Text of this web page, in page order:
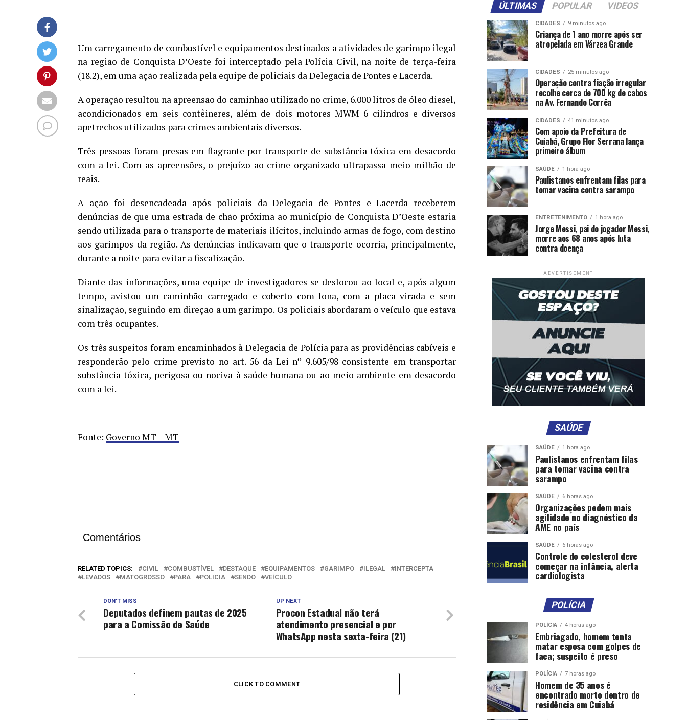
Um carregamento de combustível e equipamentos destinados a atividades de garimpo ilegal
na região de Conquista D’Oeste foi interceptado pela Polícia Civil, na noite de terça-feira
(18.2), em uma ação realizada pela equipe de policiais da Delegacia de Pontes e Lacerda.
A operação resultou na apreensão do caminhão utilizado no crime, 6.000 litros de óleo diesel,
acondicionados em seis contêineres, além de dois motores MWM 6 cilindros e diversos
apetrechos utilizados para crimes ambientais diversos.
Três pessoas foram presas em flagrante por transporte de substância tóxica em desacordo
com a lei. Com as apreensões, o prejuízo ao crime organizado ultrapassa meio milhão de
reais.
A ação foi desencadeada após policiais da Delegacia de Pontes e Lacerda receberem
denúncias de que uma estrada de chão próxima ao município de Conquista D’Oeste estaria
sendo utilizada para o transporte de materiais ilícitos, incluindo armas de fogo, com destino
aos garimpos da região. As denúncias indicavam que o transporte ocorria, principalmente,
durante a noite para evitar a fiscalização.
Diante das informações, uma equipe de investigadores se deslocou ao local e, após algum
tempo, avistou um caminhão carregado e coberto com lona, com a placa virada e sem
sinalização, seguindo em direção a um garimpo. Os policiais abordaram o veículo que estava
com três ocupantes.
Os três suspeitos foram encaminhados à Delegacia de Polícia para as providências cabíveis e
responderão pelo crime previsto no art. 56 da Lei nº 9.605/98 consistente em transportar
substância tóxica, perigosa ou nociva à saúde humana ou ao meio ambiente em desacordo
com a lei.
Fonte: Governo MT – MT
Comentários
RELATED TOPICS: CIVIL COMBUSTÍVEL DESTAQUE EQUIPAMENTOS GARIMPO ILEGAL
INTERCEPTA
LEVADOS
MATOGROSSO PARA POLICIA SENDO VEÍCULO
UP NEXT
Procon Estadual não terá
atendimento presencial e por
WhatsApp nesta sexta-feira (21)
DON'T MISS
Deputados definem pautas de 2025
para a Comissão de Saúde
CLICK TO COMMENT
ÚLTIMAS POPULAR VIDEOS
CIDADES 9 minutos ago
Criança de 1 ano morre após ser
atropelada em Várzea Grande
CIDADES 25 minutos ago
Operação contra fiação irregular
recolhe cerca de 700 kg de cabos
na Av. Fernando Corrêa
CIDADES 41 minutos ago
Com apoio da Prefeitura de
Cuiabá, Grupo Flor Serrana lança
primeiro álbum
SAÚDE 1 hora ago
Paulistanos enfrentam filas para
tomar vacina contra sarampo
ENTRETENIMENTO 1 hora ago
Jorge Messi, pai do jogador Messi,
morre aos 68 anos após luta
contra doença
ADVERTISEMENT
SAÚDE
SAÚDE 1 hora ago
Paulistanos enfrentam filas
para tomar vacina contra
sarampo
SAÚDE 6 horas ago
Organizações pedem mais
agilidade no diagnóstico da
AME no país
SAÚDE 6 horas ago
Controle do colesterol deve
começar na infância, alerta
cardiologista
POLÍCIA
POLÍCIA 4 horas ago
Embriagado, homem tenta
matar esposa com golpes de
faca; suspeito é preso
POLÍCIA 7 horas ago
Homem de 35 anos é
encontrado morto dentro de
residência em Cuiabá